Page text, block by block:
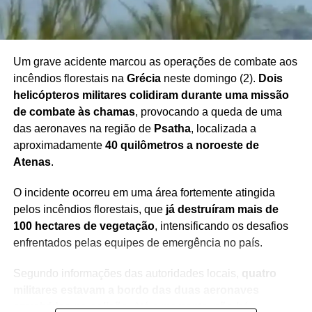
redução da violência e para a estabilidade na região.
Redação Saiba+
Um grave acidente marcou as operações de combate aos
incêndios florestais na Grécianeste domingo (2). Dois
helicópteros militares colidiram durante uma missão
de combate às chamas, provocando a queda de uma
das aeronaves na região de Psatha, localizada a
aproximadamente 40 quilômetros a noroeste de
Atenas.
O incidente ocorreu em uma área fortemente atingida
pelos incêndios florestais, que já destruíram mais de
100 hectares de vegetação, intensificando os desafios
enfrentados pelas equipes de emergência no país.
Segundo informações das autoridades locais, quatro
envolvidas na colisão. Até o momento,não há